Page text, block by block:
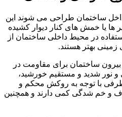
برای داخل ساختمان طراحی می شوند این
ها یا خمش های کنار دیوار کشیده
در محیط داخلی ساختمان از
بهتر هستند.
بیرون ساختمان برای مقاومت در
نور شدید و مستقیم خورشید،
با توجه به روکش محکم و
و خم شدگی کمی دارند و همچنین